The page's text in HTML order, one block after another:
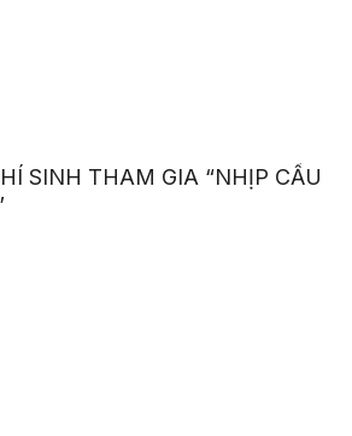
SINH THAM GIA “NHỊP CẦU